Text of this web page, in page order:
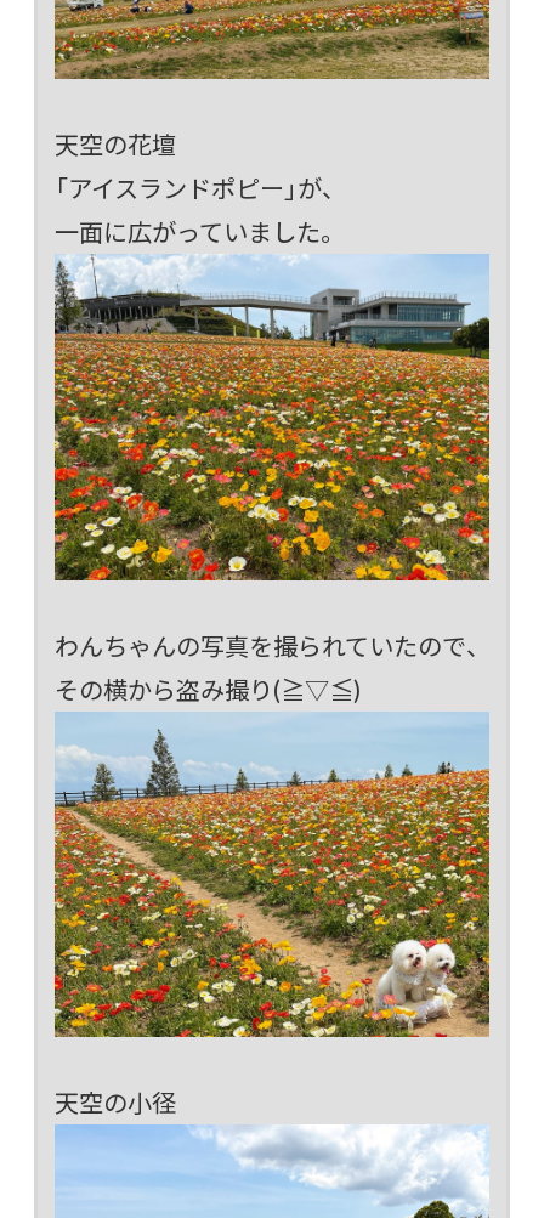
天空の花壇
「アイスランドポピー」が、
一面に広がっていました。
わんちゃんの写真を撮られていたので、
その横から盗み撮り(≧▽≦)
天空の小径